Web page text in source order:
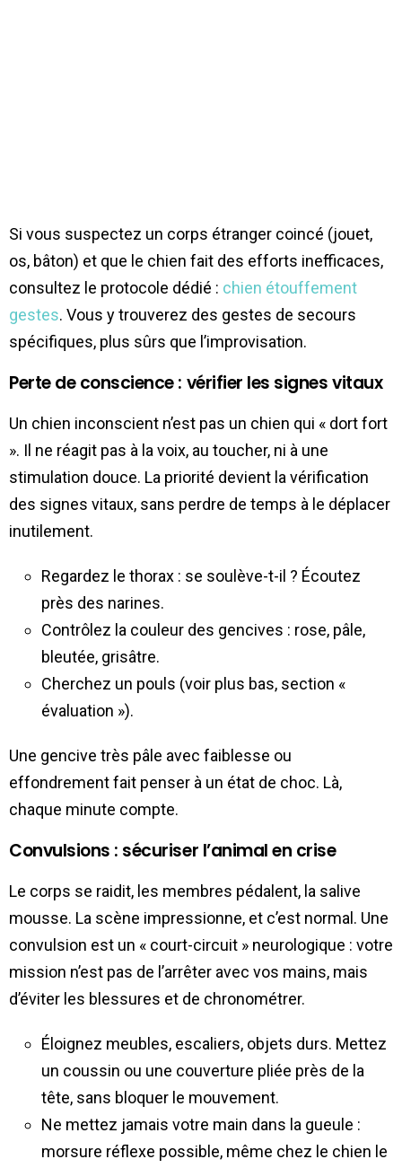
Si vous suspectez un corps étranger coincé (jouet,
os, bâton) et que le chien fait des efforts inefficaces,
consultez le protocole dédié : chien étouffement
gestes. Vous y trouverez des gestes de secours
spécifiques, plus sûrs que l’improvisation.
Perte de conscience : vérifier les signes vitaux
Un chien inconscient n’est pas un chien qui « dort fort
». Il ne réagit pas à la voix, au toucher, ni à une
stimulation douce. La priorité devient la vérification
des signes vitaux, sans perdre de temps à le déplacer
inutilement.
Regardez le thorax : se soulève-t-il ? Écoutez
près des narines.
Contrôlez la couleur des gencives : rose, pâle,
bleutée, grisâtre.
Cherchez un pouls (voir plus bas, section «
évaluation »).
Une gencive très pâle avec faiblesse ou
effondrement fait penser à un état de choc. Là,
chaque minute compte.
Convulsions : sécuriser l’animal en crise
Le corps se raidit, les membres pédalent, la salive
mousse. La scène impressionne, et c’est normal. Une
convulsion est un « court-circuit » neurologique : votre
mission n’est pas de l’arrêter avec vos mains, mais
d’éviter les blessures et de chronométrer.
Éloignez meubles, escaliers, objets durs. Mettez
un coussin ou une couverture pliée près de la
tête, sans bloquer le mouvement.
Ne mettez jamais votre main dans la gueule :
morsure réflexe possible, même chez le chien le